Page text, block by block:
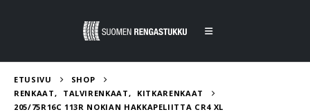
ETUSIVU
SHOP
RENKAAT, TALVIRENKAAT,
KITKARENKAAT
205/75R16C 113R NOKIAN HAKKAPELIITTA CR4 XL